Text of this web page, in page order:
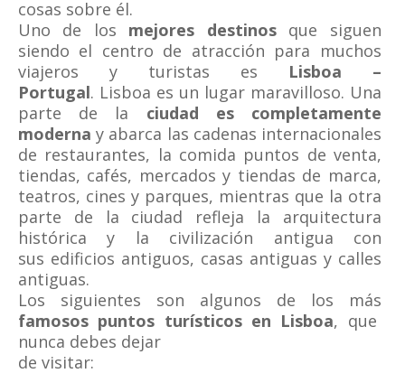
cosas sobre él.
Uno de los mejores destinosque siguen
siendo el centro de atracción para muchos
viajeros y turistas es Lisboa –
Portugal. Lisboa es un lugar maravilloso. Una
parte de la ciudad es completamente
moderna y abarca las cadenas internacionales
de restaurantes, la comida puntos de venta,
tiendas, cafés, mercados y tiendas de marca,
teatros, cines y parques, mientras que la otra
parte de la ciudad refleja la arquitectura
histórica y la civilización antigua con
sus edificios antiguos, casas antiguas y calles
antiguas.
Los siguientes son algunos de los más
famosos puntos turísticos en Lisboa, que
nunca debes dejar
de visitar: